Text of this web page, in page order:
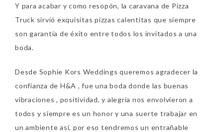
Y para acabar y como resopón, la caravana de Pizza
Truck sirvió exquisitas pizzas calentitas que siempre
son garantía de éxito entre todos los invitados a una
boda.
Desde Sophie Kors Weddings queremos agradecer la
confianza de H&A , fue una boda donde las buenas
vibraciones , positividad, y alegría nos envolvieron a
todos y siempre es un honor y una suerte trabajar en
un ambiente así, por eso tendremos un entrañable